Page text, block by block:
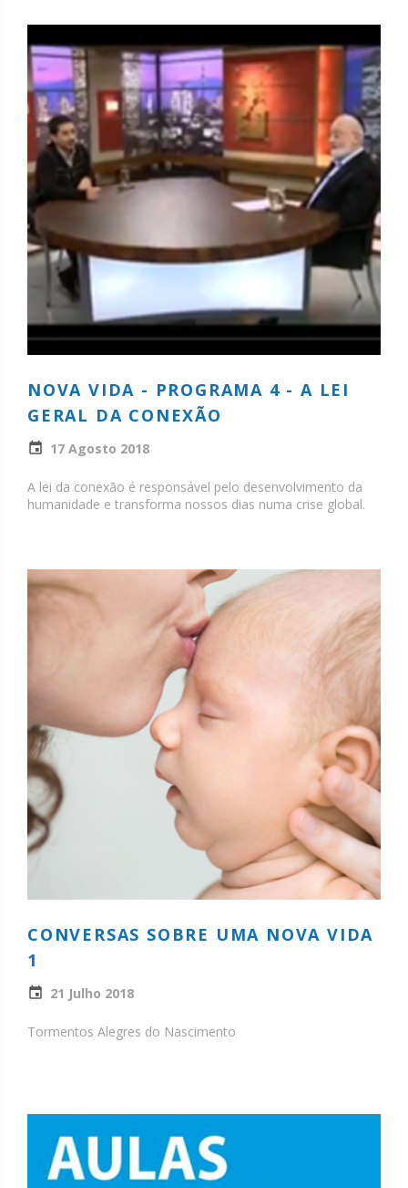
NOVA VIDA - PROGRAMA 4 - A LEI
GERAL DA CONEXÃO
17 Agosto 2018
A lei da conexão é responsável pelo desenvolvimento da
humanidade e transforma nossos dias numa crise global.
CONVERSAS SOBRE UMA NOVA VIDA
1
21 Julho 2018
Tormentos Alegres do Nascimento